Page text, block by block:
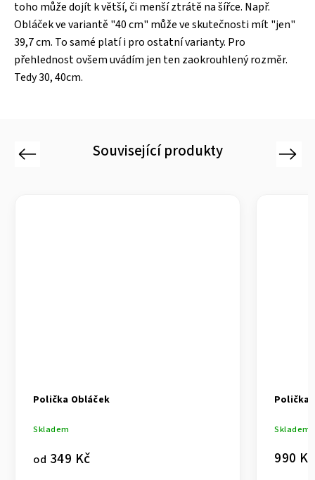
toho může dojít k větší, či menší ztrátě na šířce. Např.
Obláček ve variantě "40 cm" může ve skutečnosti mít "jen"
39,7 cm. To samé platí i pro ostatní varianty. Pro
přehlednost ovšem uvádím jen ten zaokrouhlený rozměr.
Tedy 30, 40cm.
Související produkty
Previous Next